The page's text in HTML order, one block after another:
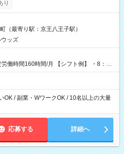
引き落とせます！ 【試用期間】試
り
（最寄り駅：京王八王子駅）
ッズ
時間/月 【シフト例】 ・8：00
OK / 副業・WワークOK / 10名以上の大量
応募する 詳細へ